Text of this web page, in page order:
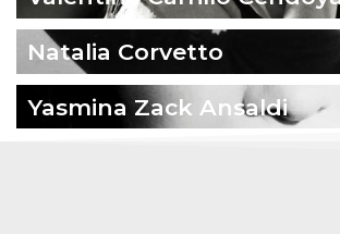
Natalia Corvetto
Yasmina Zack Ansaldi